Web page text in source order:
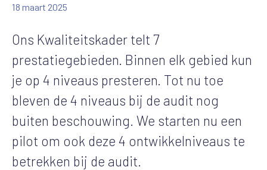
18 maart 2025
Ons Kwaliteitskader telt 7
prestatiegebieden. Binnen elk gebied kun
je op 4 niveaus presteren. Tot nu toe
bleven de 4 niveaus bij de audit nog
buiten beschouwing. We starten nu een
pilot om ook deze 4 ontwikkelniveaus te
betrekken bij de audit.